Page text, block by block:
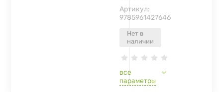
Нет в
наличии
Артикул:
9785961427646
все
параметры